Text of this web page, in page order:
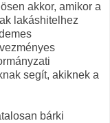
akkor, amikor a
lakáshitelhez
segít, akiknek a
bárki